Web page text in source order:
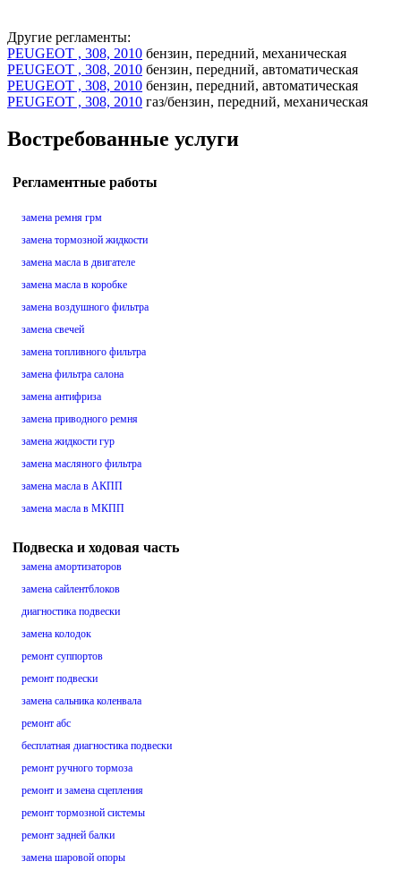
Другие регламенты:
PEUGEOT , 308, 2010 бензин, передний, механическая
PEUGEOT , 308, 2010 бензин, передний, автоматическая
PEUGEOT , 308, 2010 бензин, передний, автоматическая
PEUGEOT , 308, 2010 газ/бензин, передний, механическая
Востребованные услуги
Регламентные работы
замена ремня грм
замена тормозной жидкости
замена масла в двигателе
замена масла в коробке
замена воздушного фильтра
замена свечей
замена топливного фильтра
замена фильтра салона
замена антифриза
замена приводного ремня
замена жидкости гур
замена масляного фильтра
замена масла в АКПП
замена масла в МКПП
Подвеска и ходовая часть
замена амортизаторов
замена сайлентблоков
диагностика подвески
замена колодок
ремонт суппортов
ремонт подвески
замена сальника коленвала
ремонт абс
бесплатная диагностика подвески
ремонт ручного тормоза
ремонт и замена сцепления
ремонт тормозной системы
ремонт задней балки
замена шаровой опоры